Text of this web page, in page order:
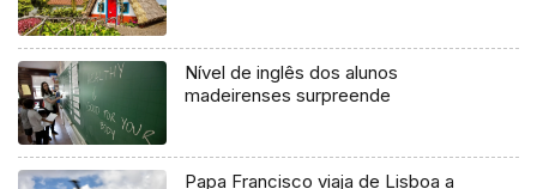
Nível de inglês dos alunos
madeirenses surpreende
Papa Francisco viaja de Lisboa a